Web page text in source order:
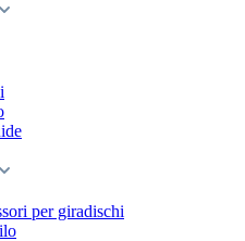
per giradischi